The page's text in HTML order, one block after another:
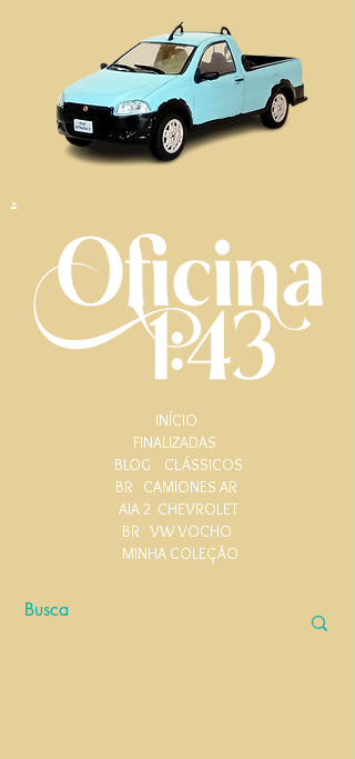
.
INÍCIO
FINALIZADAS
BLOG
CLÁSSICOS
BR CAMIONES AR
AIA 2 CHEVROLET
BR VW VOCHO
MINHA COLEÇÃO